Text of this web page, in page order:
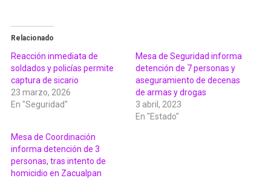
Relacionado
Reacción inmediata de
soldados y policías permite
captura de sicario
23 marzo, 2026
En "Seguridad"
Mesa de Seguridad informa
detención de 7 personas y
aseguramiento de decenas
de armas y drogas
3 abril, 2023
En "Estado"
Mesa de Coordinación
informa detención de 3
personas, tras intento de
homicidio en Zacualpan